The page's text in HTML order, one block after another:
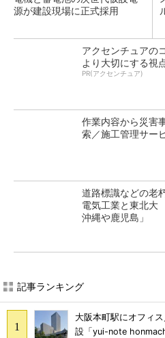
源が建設現場に正式採用
アクセンチュアの
より大切にする視
PR(アクセンチュア)
作業内容から災害
索／施工管理サー
道路標識などの老
電気工業と東北大
沖縄や鹿児島」
記事ランキング
大阪本町駅にオフィ
設「yui-note